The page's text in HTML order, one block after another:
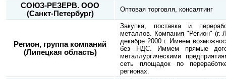
СОЮЗ-РЕЗЕРВ. ООО
(Санкт-Петербург)
Оптовая торговля, консалтинг
Регион, группа компаний
(Липецкая область)
Закупка, поставка и
металлов. Компания "Регион" (г.
декабре 2000 г. Имеем
без НДС. Иммем прямые
металлургическими
сеть площадок по
регионах.